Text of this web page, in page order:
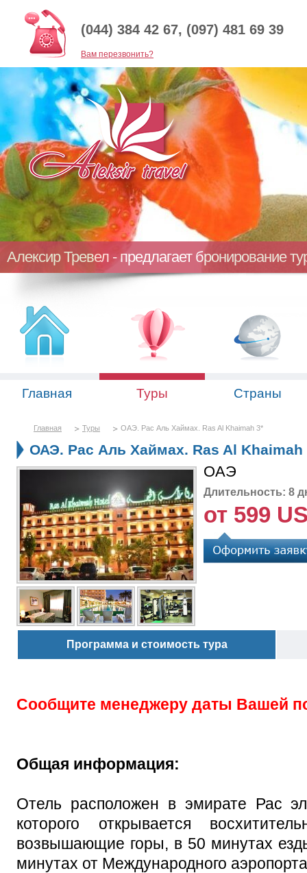
(044) 384 42 67, (097) 481 69 39
Baм перезвонить?
Алексир Тревел - предлагает бронирование
Главная Туры Страны
Главная Туры ОАЭ. Рас Аль Хаймах. Ras Al Khaimah 3*
ОАЭ. Рас Аль Хаймах. Ras Al Khaimah
ОАЭ
Длительность: 8
от 599
Программа и стоимость тура
Сообщите менеджеру даты Вашей
Общая информация:
Отель расположен в эмирате Рас
которого открывается
возвышающие горы, в 50 минутах
минутах от Международного аэропорта